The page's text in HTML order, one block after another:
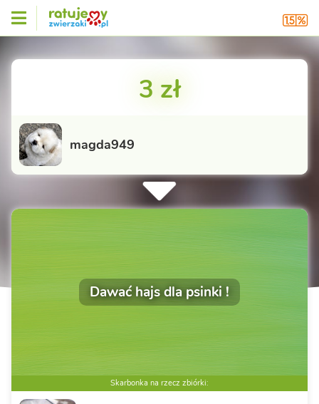
3 zł
magda949
Dawać hajs dla psinki !
Skarbonka na rzecz zbiórki: